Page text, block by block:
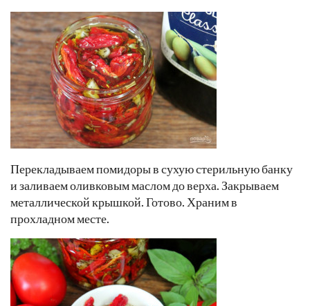
Перекладываем помидоры в сухую стерильную банку
и заливаем оливковым маслом до верха. Закрываем
металлической крышкой. Готово. Храним в
прохладном месте.